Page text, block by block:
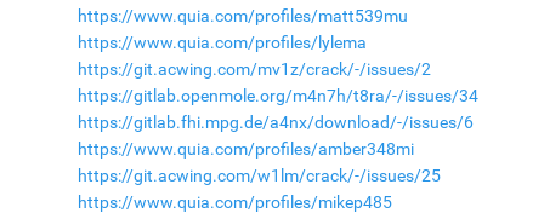
https://www.quia.com/profiles/matt539mu
https://www.quia.com/profiles/lylema
https://git.acwing.com/mv1z/crack/-/issues/2
https://gitlab.openmole.org/m4n7h/t8ra/-/issues/34
https://gitlab.fhi.mpg.de/a4nx/download/-/issues/6
https://www.quia.com/profiles/amber348mi
https://git.acwing.com/w1lm/crack/-/issues/25
https://www.quia.com/profiles/mikep485